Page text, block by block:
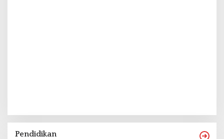
Pendidikan